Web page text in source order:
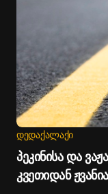
ᲓᲔᲓᲐᲥᲐᲚᲐᲥᲘ
პეკინისა და
კვეთიდან